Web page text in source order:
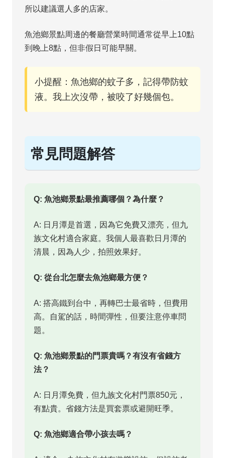
所以建議選人多的店家。
魚池鄉景點周邊的餐廳營業時間通常從早上10點
到晚上8點，但非假日可能早關。
小提醒：魚池鄉的蚊子多，記得帶防蚊
液。我上次沒帶，被咬了好幾個包。
常見問題解答
Q: 魚池鄉景點最推薦哪個？為什麼？
A: 日月潭是首選，因為它免費又漂亮，但九
族文化村適合家庭。我個人最喜歡日月潭的
清晨，因為人少，拍照效果好。
Q: 從台北怎麼去魚池鄉最方便？
A: 搭高鐵到台中，再轉巴士最省時，但費用
高。自駕的話，時間彈性，但要注意停車問
題。
Q: 魚池鄉景點的門票貴嗎？有沒有省錢方
法？
A: 日月潭免費，但九族文化村門票850元，
有點貴。省錢方法是買套票或避開旺季。
Q: 魚池鄉適合帶小孩去嗎？